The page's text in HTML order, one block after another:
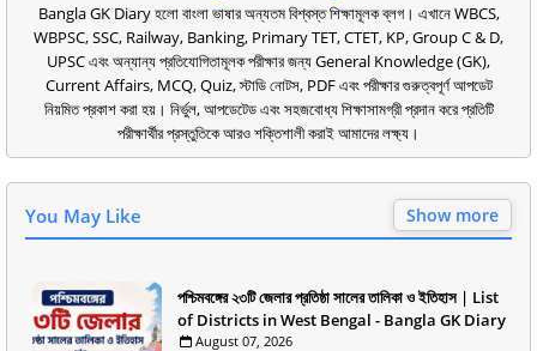
Bangla GK Diary হলো বাংলা ভাষার অন্যতম বিশ্বস্ত শিক্ষামূলক ব্লগ। এখানে WBCS,
WBPSC, SSC, Railway, Banking, Primary TET, CTET, KP, Group C & D,
UPSC এবং অন্যান্য প্রতিযোগিতামূলক পরীক্ষার জন্য General Knowledge (GK),
Current Affairs, MCQ, Quiz, স্টাডি নোটস, PDF এবং পরীক্ষার গুরুত্বপূর্ণ আপডেট
নিয়মিত প্রকাশ করা হয়। নির্ভুল, আপডেটেড এবং সহজবোধ্য শিক্ষাসামগ্রী প্রদান করে প্রতিটি
পরীক্ষার্থীর প্রস্তুতিকে আরও শক্তিশালী করাই আমাদের লক্ষ্য।
You May Like Show more
পশ্চিমবঙ্গের ২৩টি জেলার প্রতিষ্ঠা সালের তালিকা ও ইতিহাস | List
of Districts in West Bengal - Bangla GK Diary
August 07, 2026